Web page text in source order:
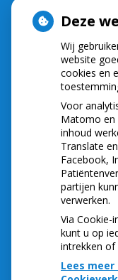
Vrijdag:
NIEUWS
Let op: valse
openstaande
Tanden
Gezond
mond
Naar de
hoede!
die aftrekbaar
Deze
Wij
website
cookies en
Voor
Matomo en
inhoud
Translate
Facebook,
partijen
verwerken.
Via Cookie-
kunt u op
intrekken of
Lees